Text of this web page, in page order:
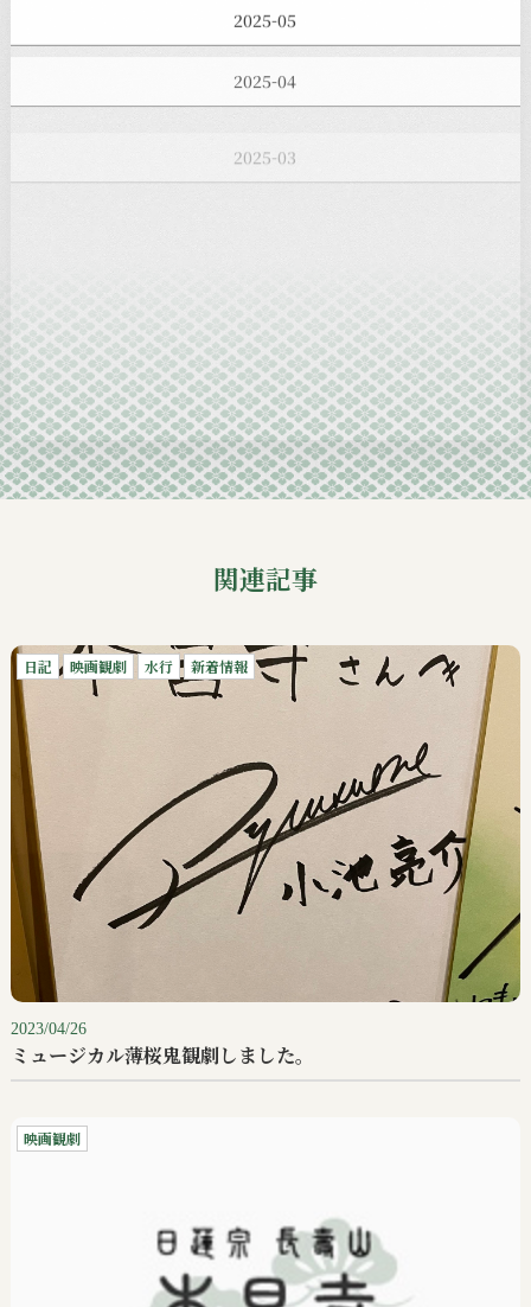
2025-05
2025-02
2024-10
2024-09
関連記事
日記 映画観劇 水行 新着情報
2023/04/26
ミュージカル薄桜鬼観劇しました。
映画観劇